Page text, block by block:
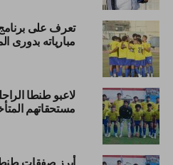
تعرف على
مبارياته بدورى
لاعبو طنطا
مستحقاتهم
أبرز صفقات